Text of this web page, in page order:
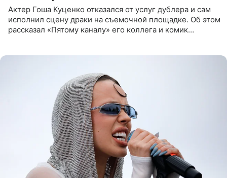
Актер Гоша Куценко отказался от услуг дублера и сам
исполнил сцену драки на съемочной площадке. Об этом
рассказал «Пятому каналу» его коллега и комик